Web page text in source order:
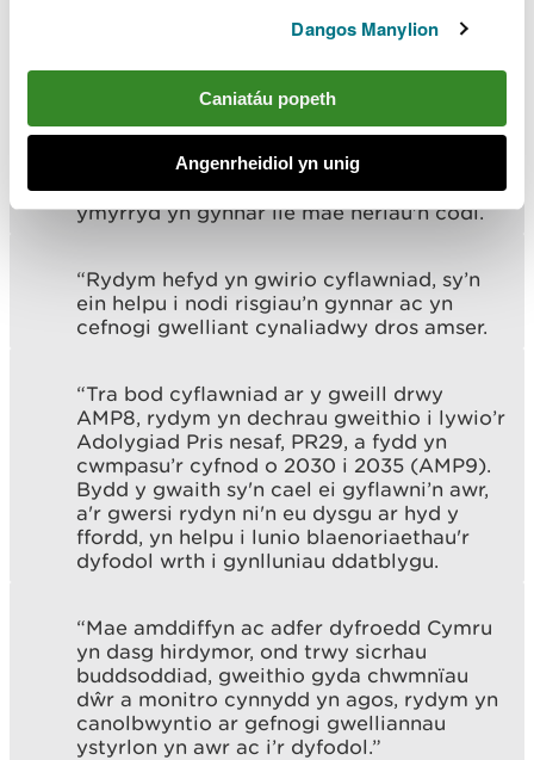
Dangos Manylion
Caniatáu popeth
Angenrheidiol yn unig
“Byddwn yn sicrhau bod y gwaith hwn yn
aros ar y trywydd iawn ac yn cyflawni’r
canlyniadau a fwriadwyd drwy osod
amserlenni clir ar gyfer camau gweithredu
a monitro cynnydd yn agos. Mae cwmnïau
dŵr yn darparu diweddariadau rheolaidd
ar gyflawniad, gan ganiatáu inni ddeall
cynnydd, cefnogi momentwm parhaus ac
ymyrryd yn gynnar lle mae heriau'n codi.
“Rydym hefyd yn gwirio cyflawniad, sy’n
ein helpu i nodi risgiau’n gynnar ac yn
cefnogi gwelliant cynaliadwy dros amser.
“Tra bod cyflawniad ar y gweill drwy
AMP8, rydym yn dechrau gweithio i lywio’r
Adolygiad Pris nesaf, PR29, a fydd yn
cwmpasu’r cyfnod o 2030 i 2035 (AMP9).
Bydd y gwaith sy'n cael ei gyflawni’n awr,
a'r gwersi rydyn ni'n eu dysgu ar hyd y
ffordd, yn helpu i lunio blaenoriaethau'r
dyfodol wrth i gynlluniau ddatblygu.
“Mae amddiffyn ac adfer dyfroedd Cymru
yn dasg hirdymor, ond trwy sicrhau
buddsoddiad, gweithio gyda chwmnïau
dŵr a monitro cynnydd yn agos, rydym yn
canolbwyntio ar gefnogi gwelliannau
ystyrlon yn awr ac i’r dyfodol.”